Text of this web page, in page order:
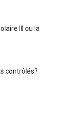
III ou la
contrôlés?